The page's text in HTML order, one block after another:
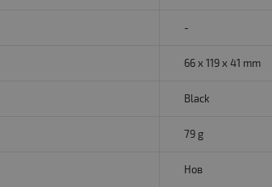
-
66 x 119 x 41 mm
Black
79 g
Нов